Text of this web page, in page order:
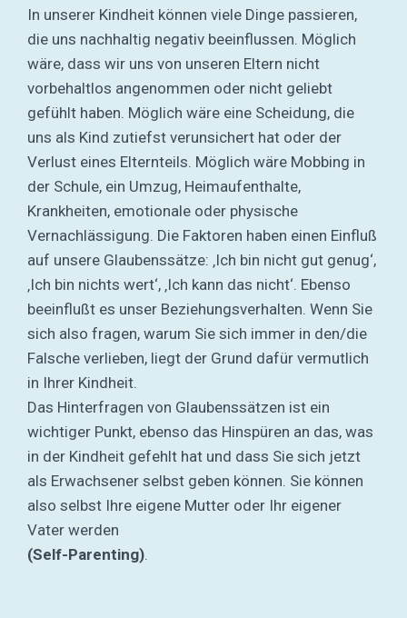
In unserer Kindheit können viele Dinge passieren,
die uns nachhaltig negativ beeinflussen. Möglich
wäre, dass wir uns von unseren Eltern nicht
vorbehaltlos angenommen oder nicht geliebt
gefühlt haben. Möglich wäre eine Scheidung, die
uns als Kind zutiefst verunsichert hat oder der
Verlust eines Elternteils. Möglich wäre Mobbing in
der Schule, ein Umzug, Heimaufenthalte,
Krankheiten, emotionale oder physische
Vernachlässigung. Die Faktoren haben einen Einfluß
auf unsere Glaubenssätze: ‚Ich bin nicht gut genug‘,
‚Ich bin nichts wert‘, ‚Ich kann das nicht‘. Ebenso
beeinflußt es unser Beziehungsverhalten. Wenn Sie
sich also fragen, warum Sie sich immer in den/die
Falsche verlieben, liegt der Grund dafür vermutlich
in Ihrer Kindheit.
Das Hinterfragen von Glaubenssätzen ist ein
wichtiger Punkt, ebenso das Hinspüren an das, was
in der Kindheit gefehlt hat und dass Sie sich jetzt
als Erwachsener selbst geben können. Sie können
also selbst Ihre eigene Mutter oder Ihr eigener
Vater werden
(Self-Parenting)